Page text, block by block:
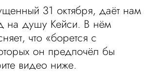
31 октября, даёт нам
на душу Кейси. В нём
что «борется с
он предпочёл бы
видео ниже.